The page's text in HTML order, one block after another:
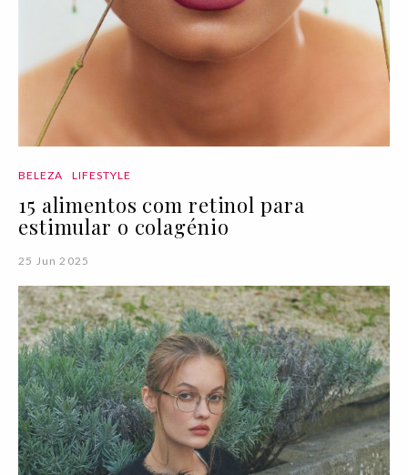
BELEZA LIFESTYLE
15 alimentos com retinol para
estimular o colagénio
25 Jun 2025